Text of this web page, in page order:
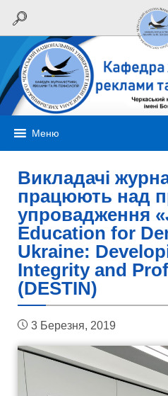
Меню
Викладачі
працюють над
упровадження
Education for
Ukraine:
Integrity and
(DESTIN)
3 Березня, 2019